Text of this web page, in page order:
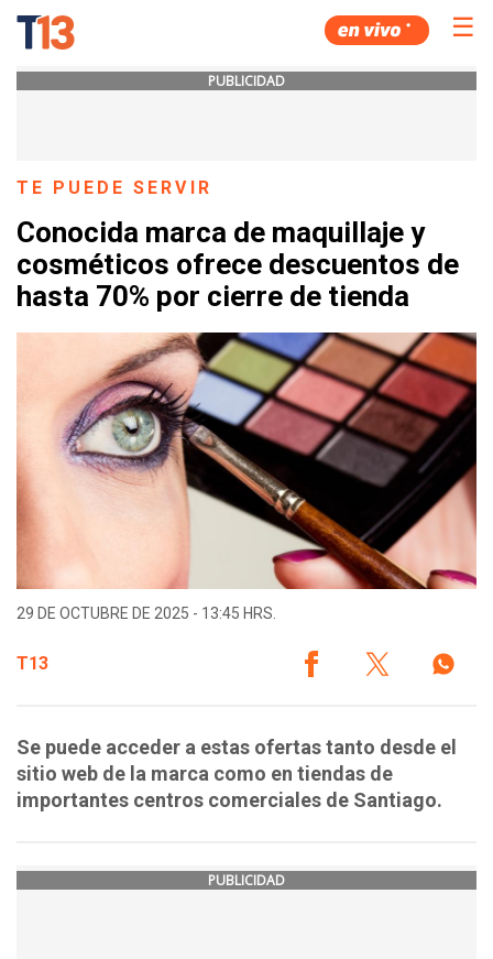
☰
PUBLICIDAD
TE PUEDE SERVIR
Conocida marca de maquillaje y
cosméticos ofrece descuentos de
hasta 70% por cierre de tienda
29 DE OCTUBRE DE 2025 - 13:45 HRS.
T13
Se puede acceder a estas ofertas tanto desde el
sitio web de la marca como en tiendas de
importantes centros comerciales de Santiago.
PUBLICIDAD